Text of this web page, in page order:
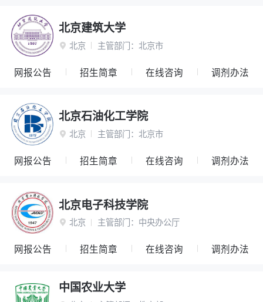
北京建筑大学
 北京 主管部门： 北京市
网报公告 招生简章 在线咨询 调剂办法
北京石油化工学院
 北京 主管部门： 北京市
网报公告 招生简章 在线咨询 调剂办法
北京电子科技学院
 北京 主管部门： 中央办公厅
网报公告 招生简章 在线咨询 调剂办法
中国农业大学